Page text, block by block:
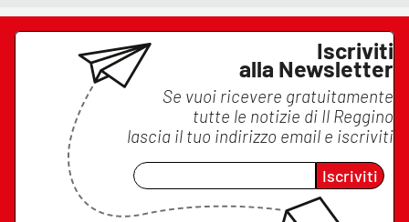
Iscriviti
alla Newsletter
Se vuoi ricevere gratuitamente
tutte le notizie di Il Reggino
lascia il tuo indirizzo email e iscriviti
Iscriviti